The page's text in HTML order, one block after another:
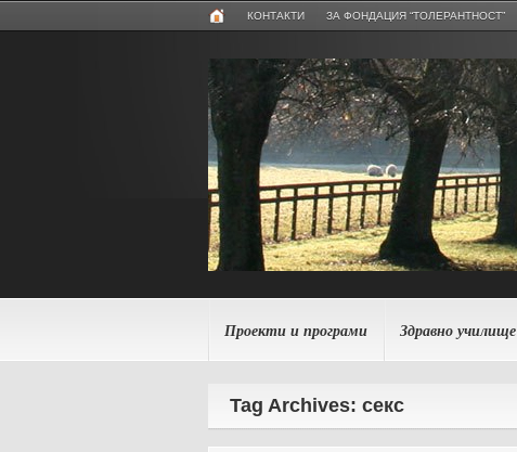
КОНТАКТИ ЗА ФОНДАЦИЯ “ТОЛЕРАНТНОСТ”
Проекти и програми Здравно училище
Tag Archives: секс